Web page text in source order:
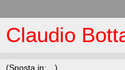
Claudio